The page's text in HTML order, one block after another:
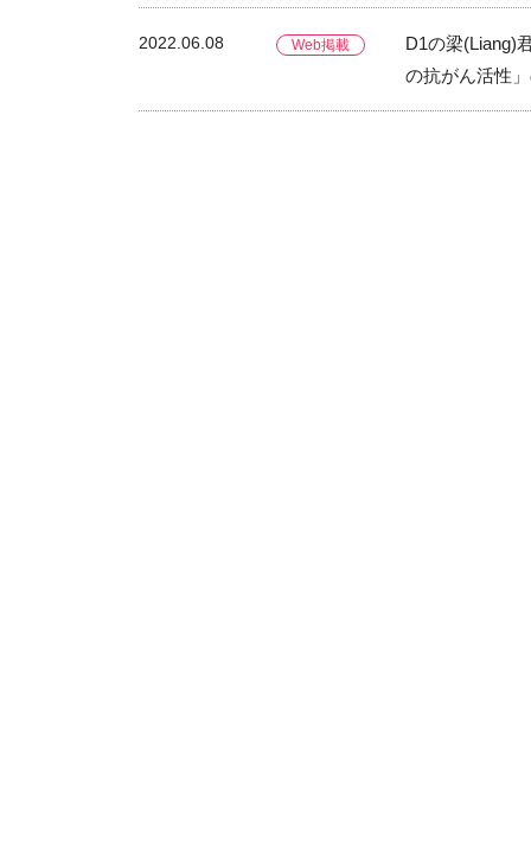
2022.06.08 Web掲載
D1の梁(Liang)
の抗がん活性